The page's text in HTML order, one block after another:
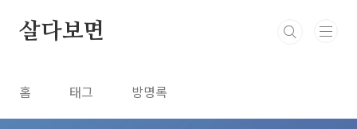
살다보면
홈 태그 방명록